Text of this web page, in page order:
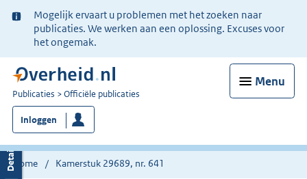
Ter
informatie:
Mogelijk ervaart u problemen met het zoeken naar
publicaties. We werken aan een oplossing. Excuses voor
het ongemak.
Menu
U
bent
nu
hier:
Publicaties Officiële publicaties
Inloggen
Home Kamerstuk 29689, nr. 641